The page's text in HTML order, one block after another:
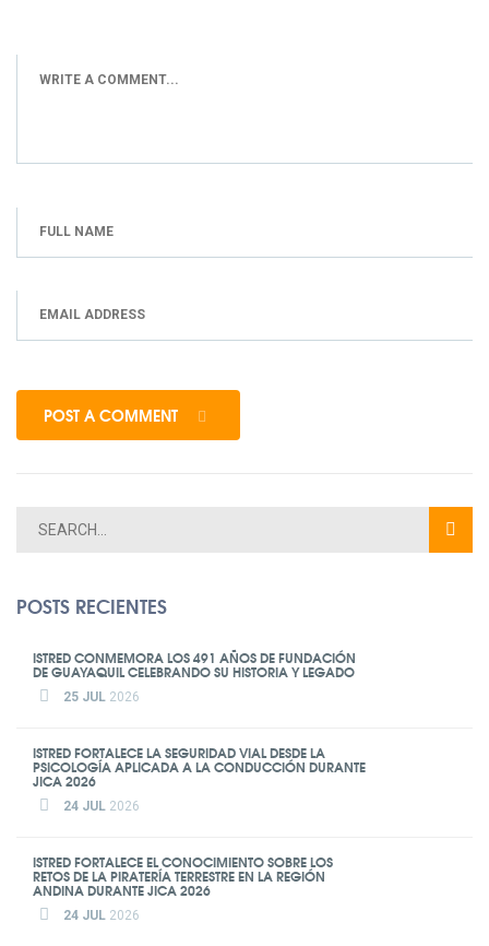
POST A COMMENT
POSTS RECIENTES
ISTRED CONMEMORA LOS 491 AÑOS DE FUNDACIÓN
DE GUAYAQUIL CELEBRANDO SU HISTORIA Y LEGADO
25 JUL 2026
ISTRED FORTALECE LA SEGURIDAD VIAL DESDE LA
PSICOLOGÍA APLICADA A LA CONDUCCIÓN DURANTE
JICA 2026
24 JUL 2026
ISTRED FORTALECE EL CONOCIMIENTO SOBRE LOS
RETOS DE LA PIRATERÍA TERRESTRE EN LA REGIÓN
ANDINA DURANTE JICA 2026
24 JUL 2026